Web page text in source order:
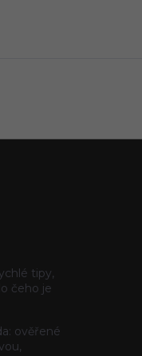
tipy,
čeho je
ověřené